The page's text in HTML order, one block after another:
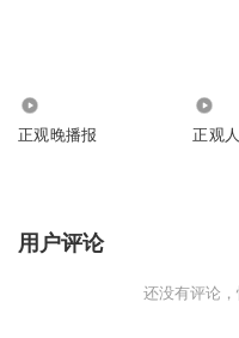
正观晚播报 正观
用户评论
还没有评论，